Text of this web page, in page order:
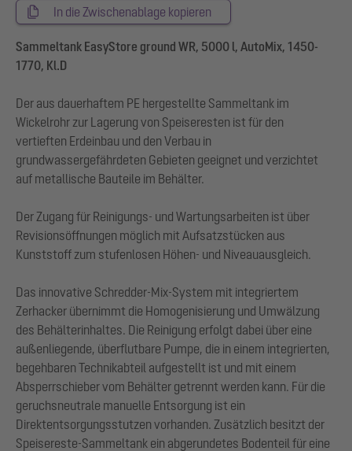
In die Zwischenablage kopieren
Sammeltank EasyStore ground WR, 5000 l, AutoMix, 1450-
1770, Kl.D
Der aus dauerhaftem PE hergestellte Sammeltank im
Wickelrohr zur Lagerung von Speiseresten ist für den
vertieften Erdeinbau und den Verbau in
grundwassergefährdeten Gebieten geeignet und verzichtet
auf metallische Bauteile im Behälter.
Der Zugang für Reinigungs- und Wartungsarbeiten ist über
Revisionsöffnungen möglich mit Aufsatzstücken aus
Kunststoff zum stufenlosen Höhen- und Niveauausgleich.
Das innovative Schredder-Mix-System mit integriertem
Zerhacker übernimmt die Homogenisierung und Umwälzung
des Behälterinhaltes. Die Reinigung erfolgt dabei über eine
außenliegende, überflutbare Pumpe, die in einem integrierten,
begehbaren Technikabteil aufgestellt ist und mit einem
Absperrschieber vom Behälter getrennt werden kann. Für die
geruchsneutrale manuelle Entsorgung ist ein
Direktentsorgungsstutzen vorhanden. Zusätzlich besitzt der
Speisereste-Sammeltank ein abgerundetes Bodenteil für eine